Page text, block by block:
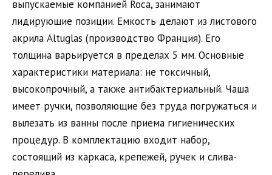
выпускаемые компанией Roca, занимают
лидирующие позиции. Емкость делают из листового
акрила Altuglas (производство Франция). Его
толщина варьируется в пределах 5 мм. Основные
характеристики материала: не токсичный,
высокопрочный, а также антибактериальный. Чаша
имеет ручки, позволяющие без труда погружаться и
вылезать из ванны после приема гигиенических
процедур. В комплектацию входит набор,
состоящий из каркаса, крепежей, ручек и слива-